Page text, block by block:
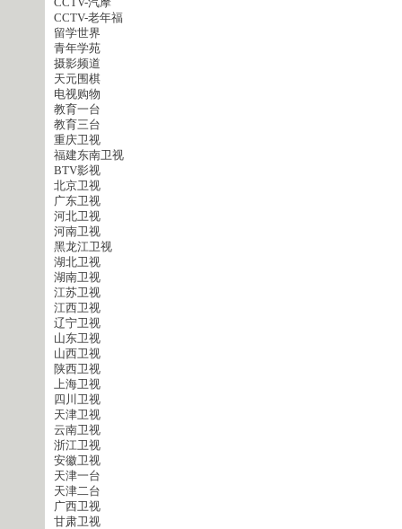
CCTV-老年福
留学世界
青年学苑
摄影频道
天元围棋
电视购物
教育一台
教育三台
重庆卫视
福建东南卫视
BTV影视
北京卫视
广东卫视
河北卫视
河南卫视
黑龙江卫视
湖北卫视
湖南卫视
江苏卫视
江西卫视
辽宁卫视
山东卫视
山西卫视
陕西卫视
上海卫视
四川卫视
天津卫视
云南卫视
浙江卫视
安徽卫视
天津一台
天津二台
广西卫视
甘肃卫视